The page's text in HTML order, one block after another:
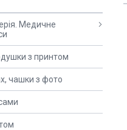
Медичне
з принтом
чашки з фото